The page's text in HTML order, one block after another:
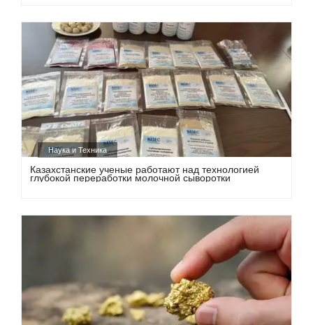
Наука и Техника
Казахстанские ученые работают над технологией
глубокой переработки молочной сыворотки